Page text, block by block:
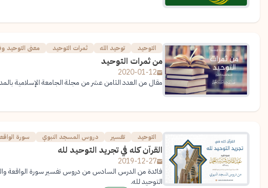
التوحيد توحيد الله ثمرات التوحيد معنى التوحيد
من ثمرات التوحيد
2020-01-12
مقال من العدد الثامن عشر من مجلة الجامعة الإسلامية
التوحيد تفسير دروس المسجد النبوي سورة
القرآن كله في تجريد التوحيد لله
2019-12-27
فائدة من الدرس السادس من دروس تفسير سورة الواقعة
التوحيد لله.